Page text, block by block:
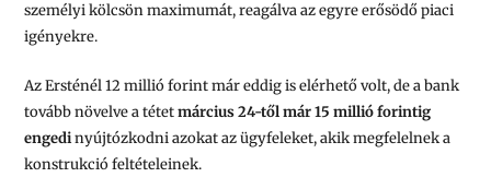
személyi kölcsön maximumát, reagálva az egyre erősödő piaci
igényekre.
Az Ersténél 12 millió forint már eddig is elérhető volt, de a bank
tovább növelve a tétetmárcius 24-től már 15 millió forintig
engedinyújtózkodni azokat az ügyfeleket, akik megfelelnek a
konstrukció feltételeinek.